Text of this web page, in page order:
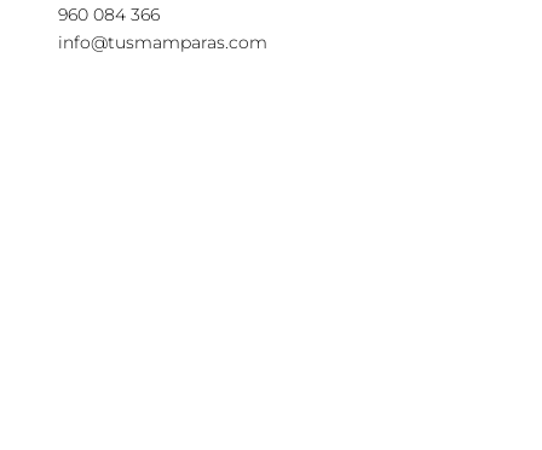
960 084 366
info@tusmamparas.com